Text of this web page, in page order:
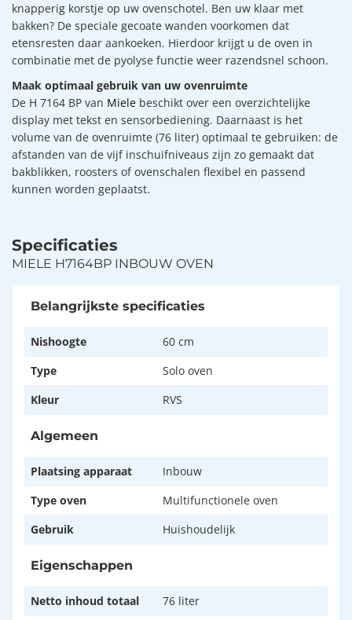
knapperig korstje op uw ovenschotel. Ben uw klaar met
bakken? De speciale gecoate wanden voorkomen dat
etensresten daar aankoeken. Hierdoor krijgt u de oven in
combinatie met de pyolyse functie weer razendsnel schoon.
Maak optimaal gebruik van uw ovenruimte
De H 7164 BP van Miele beschikt over een overzichtelijke
display met tekst en sensorbediening. Daarnaast is het
volume van de ovenruimte (76 liter) optimaal te gebruiken: de
afstanden van de vijf inschuifniveaus zijn zo gemaakt dat
bakblikken, roosters of ovenschalen flexibel en passend
kunnen worden geplaatst.
Specificaties
MIELE H7164BP INBOUW OVEN
Belangrijkste specificaties
Nishoogte
60 cm
Type
Solo oven
Kleur
RVS
Algemeen
Plaatsing apparaat
Inbouw
Type oven
Multifunctionele oven
Gebruik
Huishoudelijk
Eigenschappen
Netto inhoud totaal 76 liter